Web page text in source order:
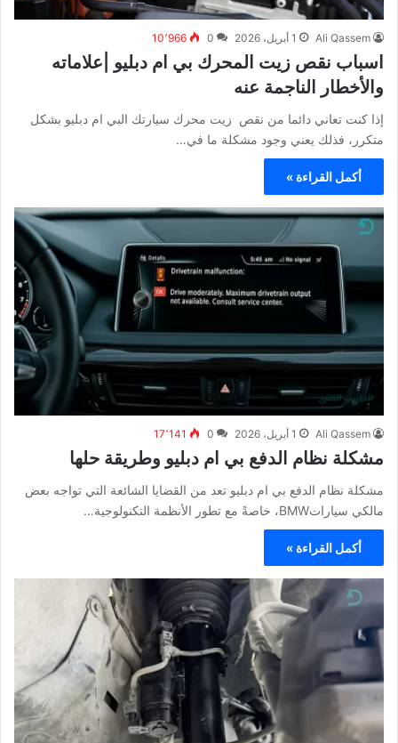
Ali Qassem 1 أبريل، 2026 0 10٬966
اسباب نقص زيت المحرك بي ام دبليو |علاماته
والأخطار الناجمة عنه
إذا كنت تعاني دائما من نقص زيت محرك سيارتك البي ام دبليو بشكل
متكرر، فذلك يعني وجود مشكلة ما في…
أكمل القراءة »
Ali Qassem 1 أبريل، 2026 0 17٬141
مشكلة نظام الدفع بي ام دبليو وطريقة حلها
مشكلة نظام الدفع بي ام دبليو تعد من القضايا الشائعة التي تواجه بعض
مالكي سياراتBMW، خاصةً مع تطور الأنظمة التكنولوجية…
أكمل القراءة »